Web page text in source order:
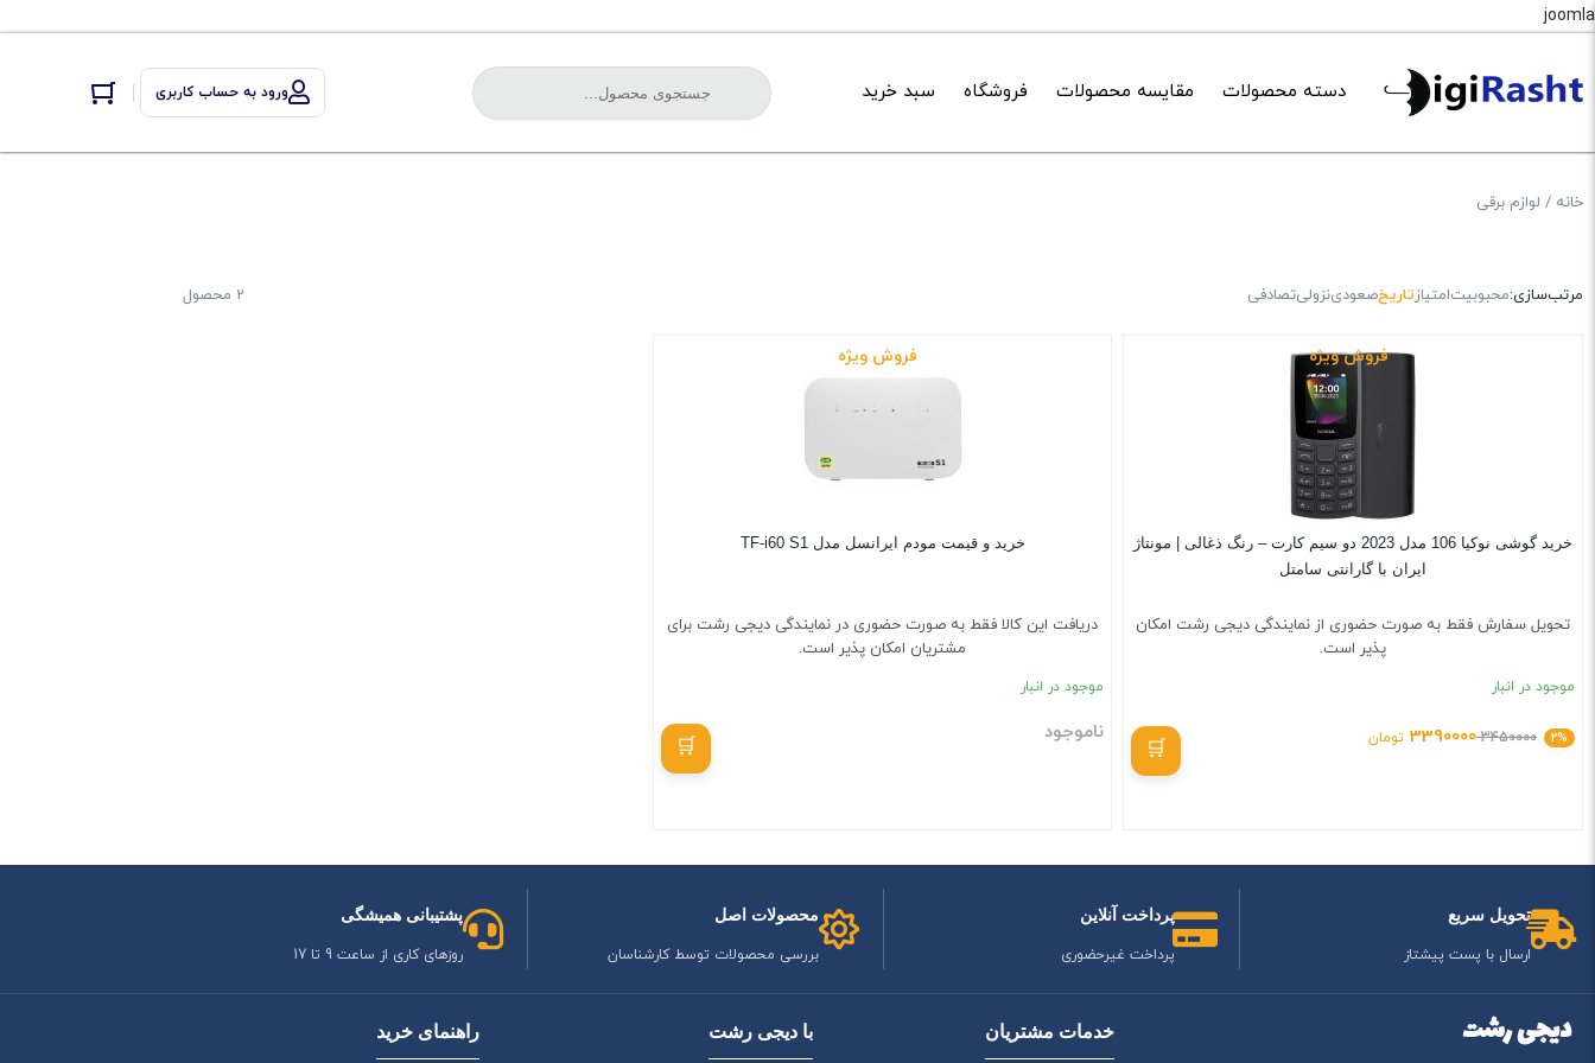
joomla
دسته محصولات مقایسه محصولات فروشگاه سبد خرید ورود به حساب کاربری
خانه / لوازم برقی
2 محصول مرتب‌سازی:محبوبیتامتیازتاریخصعودینزولیتصادفی
فروش ویژه
خرید گوشی نوکیا 106 مدل 2023 دو سیم کارت – رنگ ذغالی | مونتاژ
ایران با گارانتی سامتل
تحویل سفارش فقط به صورت حضوری از نمایندگی دیجی رشت امکان
پذیر است.
موجود در انبار
2%
3450000
3390000 تومان
فروش ویژه
خرید و قیمت مودم ایرانسل مدل TF-i60 S1
دریافت این کالا فقط به صورت حضوری در نمایندگی دیجی رشت برای
مشتریان امکان پذیر است.
موجود در انبار
ناموجود
تحویل سریع
ارسال با پست پیشتاز
پرداخت آنلاین
پرداخت غیرحضوری
محصولات اصل
بررسی محصولات توسط کارشناسان
پشتیبانی همیشگی
روزهای کاری از ساعت 9 تا 17
دیجی رشت خدمات مشتریان با دیجی رشت راهنمای خرید